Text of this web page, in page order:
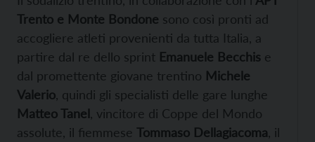
Trento e Monte Bondone sono così pronti ad
accogliere atleti provenienti da tutta Italia, a
partire dal re dello sprint Emanuele Becchis e
dal promettente giovane trentino Michele
Valerio , quindi gli specialisti delle gare lunghe
Matteo Tanel , vincitore di Coppe del Mondo
assolute, il fiemmese Tommaso Dellagiacoma , il